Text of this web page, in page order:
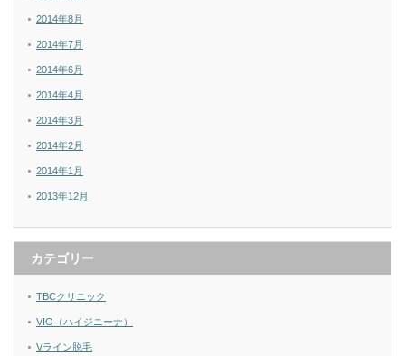
2014年8月
2014年7月
2014年6月
2014年4月
2014年3月
2014年2月
2014年1月
2013年12月
カテゴリー
TBCクリニック
VIO（ハイジニーナ）
Vライン脱毛